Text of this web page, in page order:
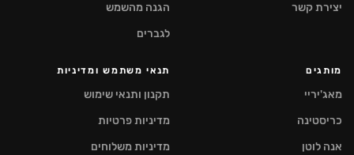
יצירת קשר
הגנה מהשמש
לגברים
מותגים
מאג'יריי
כריסטינה
אנה לוטן
תנאי משתמש ומדיניות
תקנון ותנאי שימוש
מדיניות פרטיות
מדיניות משלוחים